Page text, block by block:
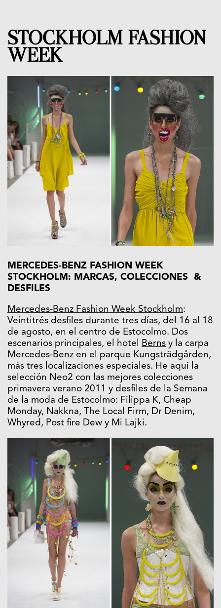
STOCKHOLM FASHION
WEEK
MERCEDES-BENZ FASHION WEEK
STOCKHOLM: MARCAS, COLECCIONES &
DESFILES
Mercedes-Benz Fashion Week Stockholm:
Veintitrés desfiles durante tres días, del 16 al 18
de agosto, en el centro de Estocolmo. Dos
escenarios principales, el hotel Berns y la carpa
Mercedes-Benz en el parque Kungsträdgården,
más tres localizaciones especiales. He aquí la
selección Neo2 con las mejores colecciones
primavera verano 2011 y desfiles de la Semana
de la moda de Estocolmo: Filippa K, Cheap
Monday, Nakkna, The Local Firm, Dr Denim,
Whyred, Post fire Dew y Mi Lajki.